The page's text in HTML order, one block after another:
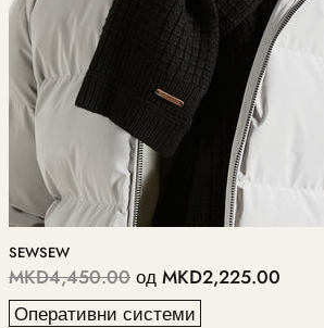
SEWSEW
MKD4,450.00од MKD2,225.00
Оперативни системи